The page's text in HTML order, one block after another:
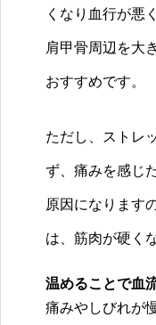
くなり血行が悪
肩甲骨周辺を大
おすすめです。
ただし、ストレ
ず、痛みを感じ
原因になります
は、筋肉が硬く
温めることで血
痛みやしびれが